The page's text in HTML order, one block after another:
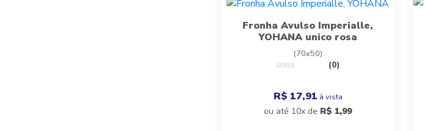
Fronha Avulso Imperialle,
YOHANA unico rosa
(70x50)
(0)
R$ 17,91 à vista
ou até 10x de R$1,99